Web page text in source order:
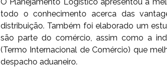
todo o conhecimento acerca das
distribuição. Também foi elaborado um
são parte do comércio, assim como a
(Termo Internacional de Comércio) que
despacho aduaneiro.